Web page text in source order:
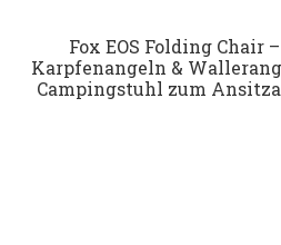
Fox EOS Folding Chair
Karpfenangeln &
Campingstuhl zum